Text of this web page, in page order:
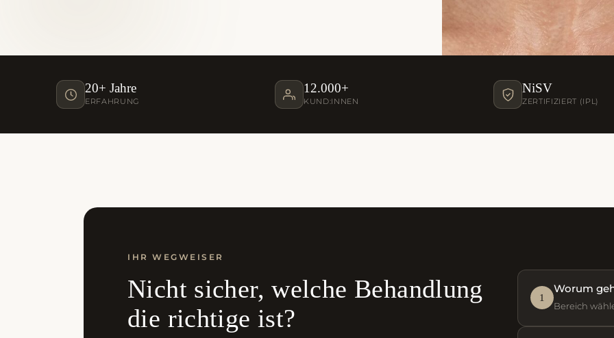
20+ Jahre
ERFAHRUNG
12.000+
KUND:INNEN
NiSV
ZERTIFIZIERT (IPL)
IHR WEGWEISER
Nicht sicher, welche Behandlung
die richtige ist?
1
Worum
Bereich